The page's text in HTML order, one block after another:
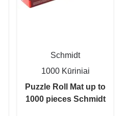
Schmidt
1000 Kūriniai
Puzzle Roll Mat up to
1000 pieces Schmidt